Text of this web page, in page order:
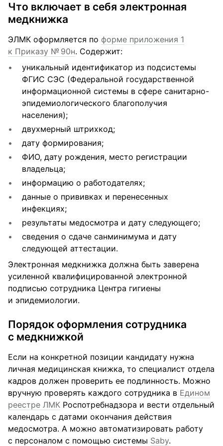
Что включает в себя электронная
медкнижка
ЭЛМК оформляется по форме приложения 1
к Приказу № 90н. Содержит:
уникальный идентификатор из подсистемы
ФГИС СЭС (Федеральной государственной
информационной системы в сфере санитарно-
эпидемиологического благополучия
населения);
двухмерный штрихкод;
дату формирования;
ФИО, дату рождения, место регистрации
владельца;
информацию о работодателях;
данные о прививках и перенесенных
инфекциях;
результаты медосмотра и дату следующего;
сведения о сдаче санминимума и дату
следующей аттестации.
Электронная медкнижка должна быть заверена
усиленной квалифицированной электронной
подписью сотрудника Центра гигиены
и эпидемиологии.
Порядок оформления сотрудника
с медкнижкой
Если на конкретной позиции кандидату нужна
личная медицинская книжка, то специалист отдела
кадров должен проверить ее подлинность. Можно
вручную проверять каждого сотрудника в Едином
реестре ЛМК Роспотребнадзора и вести отдельный
календарь с датами окончания действия
медосмотра. А можно автоматизировать работу
с персоналом с помощью системы Saby.